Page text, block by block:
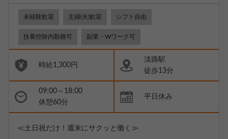
未経験歓迎 主婦(夫)歓迎 シフト自由
扶養控除内勤務可 副業・Wワーク可
時給1,300円
淡路駅
徒歩13分
09:00～18:00
休憩60分
平日休み
≪土日祝だけ！週末にサクッと働く≫